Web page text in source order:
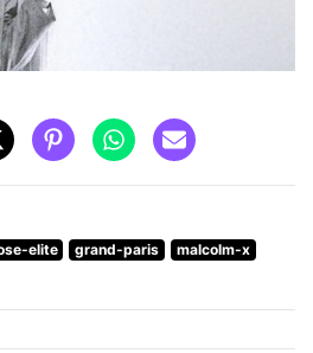
elite grand-paris
malcolm-x